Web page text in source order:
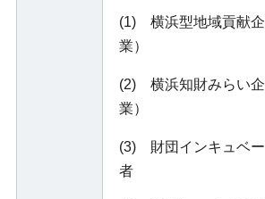
(1) 横浜型地域貢献
業）
(2) 横浜知財みらい
業）
(3) 財団インキュベ
者